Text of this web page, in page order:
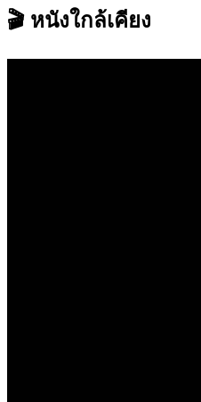
🎬 หนังใกล้เคียง